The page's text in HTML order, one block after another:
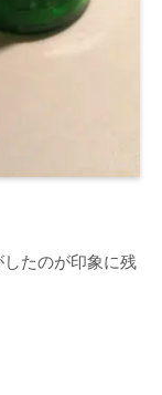
たのが印象に残